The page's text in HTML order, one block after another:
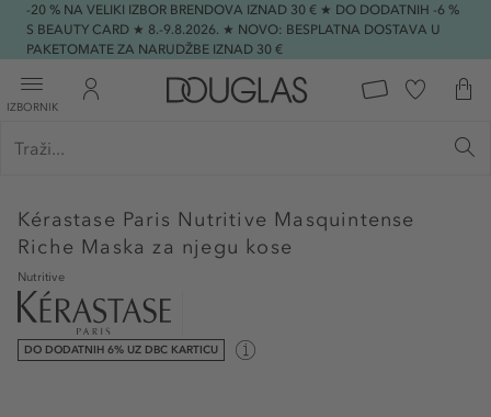
-20 % NA VELIKI IZBOR BRENDOVA IZNAD 30 € ★ DO DODATNIH -6 %
S BEAUTY CARD ★ 8.-9.8.2026. ★ NOVO: BESPLATNA DOSTAVA U
PAKETOMATE ZA NARUDŽBE IZNAD 30 €
IZBORNIK
Kérastase Paris Nutritive Masquintense
Riche Maska za njegu kose
Nutritive
DO DODATNIH 6% UZ DBC KARTICU